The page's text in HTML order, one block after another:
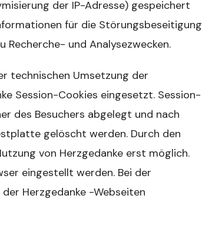
der IP-Adresse) gespeichert
für die Störungsbeseitigung
und Analysezwecken.
technischen Umsetzung der
Session-Cookies eingesetzt. Session-
des Besuchers abgelegt und nach
gelöscht werden. Durch den
von Herzgedanke erst möglich.
eingestellt werden. Bei der
Herzgedanke -Webseiten